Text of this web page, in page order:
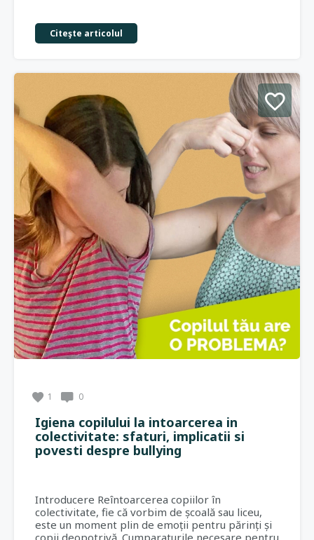
Citeşte articolul
1 0
Igiena copilului la intoarcerea in
colectivitate: sfaturi, implicatii si
povesti despre bullying
Introducere Reîntoarcerea copiilor în
colectivitate, fie că vorbim de școală sau liceu,
este un moment plin de emoții pentru părinți și